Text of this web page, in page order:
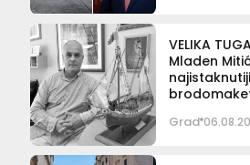
VELIKA
Mladen
Grad